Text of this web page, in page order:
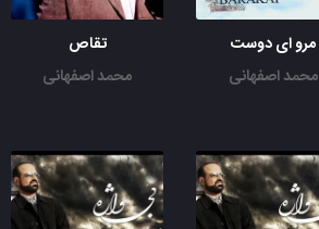
مرو ای دوست
محمد اصفهانی
تقاص
محمد اصفهانی